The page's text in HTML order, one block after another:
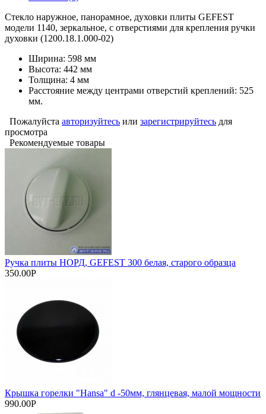
Стекло наружное, панорамное, духовки плиты GEFEST
модели 1140, зеркальное, с отверстиями для крепления ручки
духовки (1200.18.1.000-02)
Ширина: 598 мм
Высота: 442 мм
Толщина: 4 мм
Расстояние между центрами отверстий креплений: 525
мм.
Пожалуйста авторизуйтесь или зарегистрируйтесь для
просмотра
Рекомендуемые товары
Ручка плиты НОРД, GEFEST 300 белая, старого образца
350.00Р
Крышка горелки "Hansa" d -50мм, глянцевая, малой мощности
990.00Р